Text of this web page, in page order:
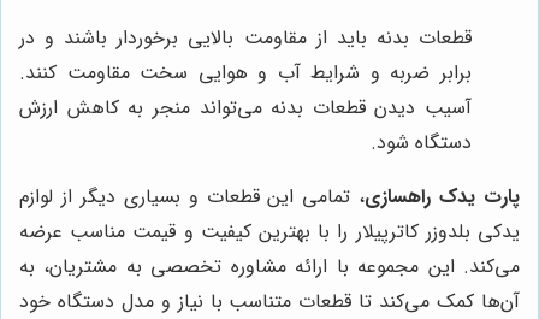
قطعات بدنه باید از مقاومت بالایی برخوردار باشند و در
برابر ضربه و شرایط آب و هوایی سخت مقاومت کنند.
آسیب دیدن قطعات بدنه می‌تواند منجر به کاهش ارزش
دستگاه شود.
پارت یدک راهسازی، تمامی این قطعات و بسیاری دیگر از لوازم
یدکی بلدوزر کاترپیلار را با بهترین کیفیت و قیمت مناسب عرضه
می‌کند. این مجموعه با ارائه مشاوره تخصصی به مشتریان، به
آن‌ها کمک می‌کند تا قطعات متناسب با نیاز و مدل دستگاه خود